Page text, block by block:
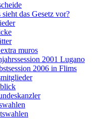
sieht das Gesetz vor?
muros
2001 Lugano
2006 in Flims